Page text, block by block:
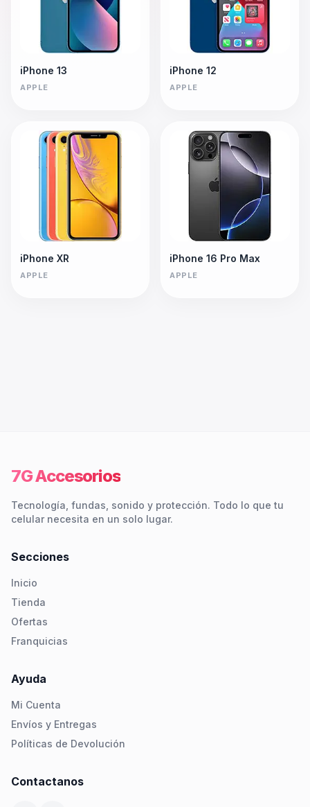
iPhone 13
APPLE
iPhone 12
APPLE
iPhone XR
APPLE
iPhone 16 Pro Max
APPLE
7G Accesorios
Tecnología, fundas, sonido y protección. Todo lo que tu
celular necesita en un solo lugar.
Secciones
Inicio
Tienda
Ofertas
Franquicias
Ayuda
Mi Cuenta
Envíos y Entregas
Políticas de Devolución
Contactanos